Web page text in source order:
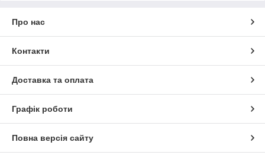
Про нас
Контакти
Доставка та оплата
Графік роботи
Повна версія сайту